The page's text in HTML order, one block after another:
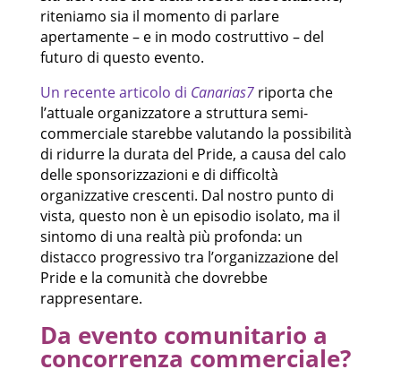
riteniamo sia il momento di parlare
apertamente – e in modo costruttivo – del
futuro di questo evento.
Un recente articolo di Canarias7riporta che
l’attuale organizzatore a struttura semi-
commerciale starebbe valutando la possibilità
di ridurre la durata del Pride, a causa del calo
delle sponsorizzazioni e di difficoltà
organizzative crescenti. Dal nostro punto di
vista, questo non è un episodio isolato, ma il
sintomo di una realtà più profonda: un
distacco progressivo tra l’organizzazione del
Pride e la comunità che dovrebbe
rappresentare.
Da evento comunitario a
concorrenza commerciale?